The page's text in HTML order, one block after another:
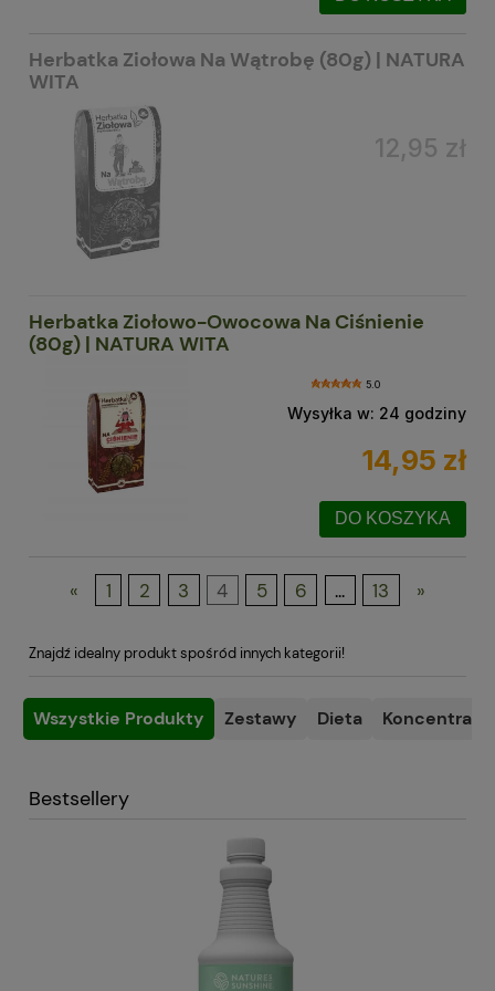
Herbatka Ziołowa Na Wątrobę (80g) | NATURA
WITA
12,95 zł
Herbatka Ziołowo-Owocowa Na Ciśnienie
(80g) | NATURA WITA
5.0
Wysyłka w: 24 godziny
14,95 zł
DO KOSZYKA
« 1 2 3 4 5 6 ... 13 »
Znajdź idealny produkt spośród innych kategorii!
Wszystkie Produkty Zestawy Dieta
Bestsellery